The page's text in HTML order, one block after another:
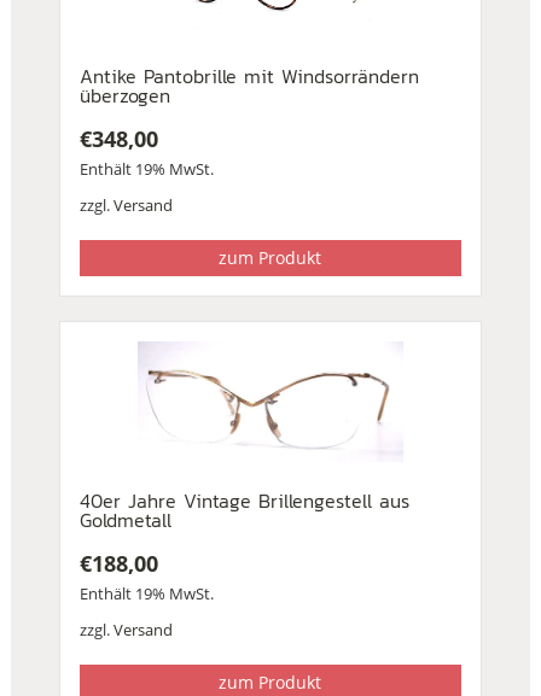
Antike Pantobrille mit Windsorrändern
überzogen
€348,00
Enthält 19% MwSt.
zzgl.Versand
zum Produkt
40er Jahre Vintage Brillengestell aus
Goldmetall
€188,00
Enthält 19% MwSt.
zzgl.Versand
zum Produkt